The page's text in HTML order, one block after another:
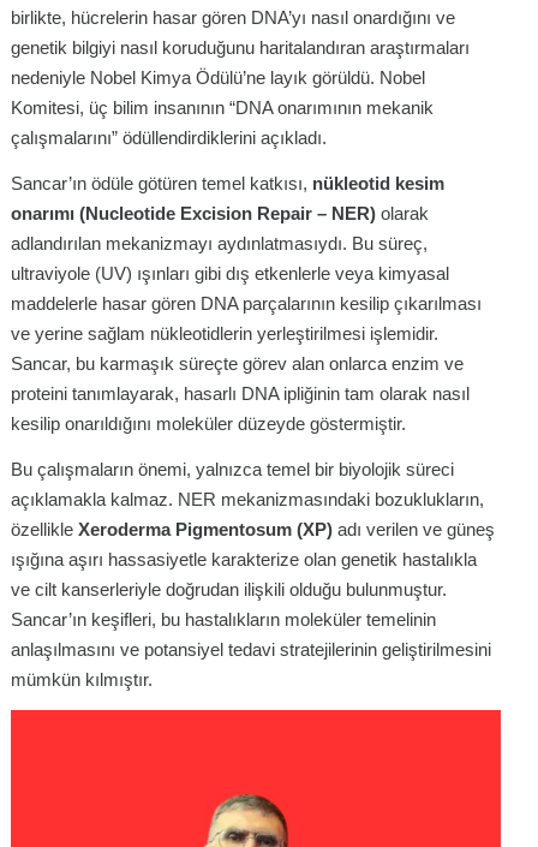
birlikte, hücrelerin hasar gören DNA’yı nasıl onardığını ve
genetik bilgiyi nasıl koruduğunu haritalandıran araştırmaları
nedeniyle Nobel Kimya Ödülü’ne layık görüldü. Nobel
Komitesi, üç bilim insanının “DNA onarımının mekanik
çalışmalarını” ödüllendirdiklerini açıkladı.
Sancar’ın ödüle götüren temel katkısı, nükleotid kesim
onarımı (Nucleotide Excision Repair – NER) olarak
adlandırılan mekanizmayı aydınlatmasıydı. Bu süreç,
ultraviyole (UV) ışınları gibi dış etkenlerle veya kimyasal
maddelerle hasar gören DNA parçalarının kesilip çıkarılması
ve yerine sağlam nükleotidlerin yerleştirilmesi işlemidir.
Sancar, bu karmaşık süreçte görev alan onlarca enzim ve
proteini tanımlayarak, hasarlı DNA ipliğinin tam olarak nasıl
kesilip onarıldığını moleküler düzeyde göstermiştir.
Bu çalışmaların önemi, yalnızca temel bir biyolojik süreci
açıklamakla kalmaz. NER mekanizmasındaki bozuklukların,
özellikle Xeroderma Pigmentosum (XP) adı verilen ve güneş
ışığına aşırı hassasiyetle karakterize olan genetik hastalıkla
ve cilt kanserleriyle doğrudan ilişkili olduğu bulunmuştur.
Sancar’ın keşifleri, bu hastalıkların moleküler temelinin
anlaşılmasını ve potansiyel tedavi stratejilerinin geliştirilmesini
mümkün kılmıştır.